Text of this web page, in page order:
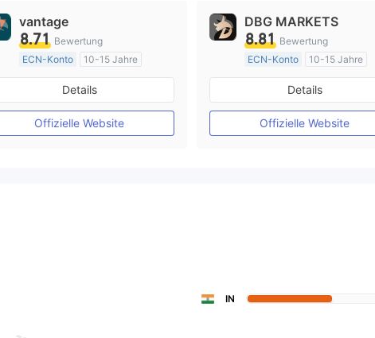
vantage
8.71 Bewertung
ECN-Konto
10-15 Jahre
AustralienRegulierung
Market Making (MM)
MT4-Volllizenz
Details
Offizielle Website
DBG MARKETS
8.81 Bewertung
ECN-Konto
10-15 Jahre
AustralienRegulierung
Market Making (MM)
MT4-Volllizenz
Details
Offizielle Website
IN